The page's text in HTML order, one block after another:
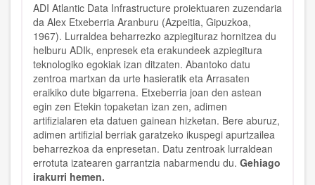
ADI Atlantic Data Infrastructure proiektuaren zuzendaria
da Alex Etxeberria Aranburu (Azpeitia, Gipuzkoa,
1967). Lurraldea beharrezko azpiegituraz hornitzea du
helburu ADIk, enpresek eta erakundeek azpiegitura
teknologiko egokiak izan ditzaten. Abantoko datu
zentroa martxan da urte hasieratik eta Arrasaten
eraikiko dute bigarrena. Etxeberria joan den astean
egin zen Etekin topaketan izan zen, adimen
artifizialaren eta datuen gainean hizketan. Bere aburuz,
adimen artifizial berriak garatzeko ikuspegi apurtzailea
beharrezkoa da enpresetan. Datu zentroak lurraldean
errotuta izatearen garrantzia nabarmendu du. Gehiago
irakurri hemen.